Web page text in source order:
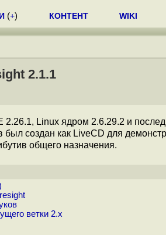
(+) КОНТЕНТ WIKI
2.1.1
2.26.1, Linux ядром 2.6.29.2 и
был создан как LiveCD для
общего назначения.
ветки 2.x